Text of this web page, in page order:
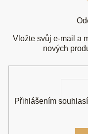
Vložte svůj e-mail a
nových
Přihlášením